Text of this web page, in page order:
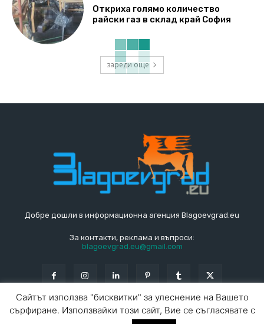
Откриха голямо количество
райски газ в склад край София
зареди още
Добре дошли в информационна агенция Blagoevgrad.eu
За контакти, реклама и въпроси:
blagoevgrad.eu@gmail.com
Сайтът използва "бисквитки" за улеснение на Вашето
сърфиране. Използвайки този сайт, Вие се съгласявате с